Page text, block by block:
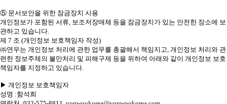
⑤ 문서보안을 위한 잠금장치 사용
개인정보가 포함된 서류, 보조저장매체 등을 잠금장치가 있는 안전한 장소에 보
관하고 있습니다.
제 7 조 (개인정보 보호책임자 작성)
㈜연우는 개인정보 처리에 관한 업무를 총괄해서 책임지고, 개인정보 처리와 관
련한 정보주체의 불만처리 및 피해구제 등을 위하여 아래와 같이 개인정보 보호
책임자를 지정하고 있습니다.
▶ 개인정보 보호책임자
성명 :함석희